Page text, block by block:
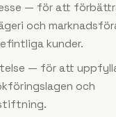
— för att
och
kunder.
— för att
och